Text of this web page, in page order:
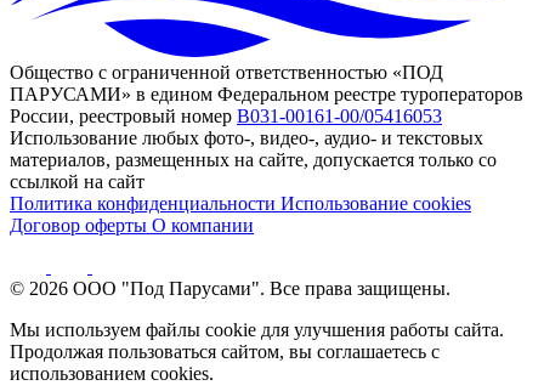
Общество с ограниченной ответственностью «ПОД
ПАРУСАМИ» в едином Федеральном реестре туроператоров
России, реестровый номер В031-00161-00/05416053
Использование любых фото-, видео-, аудио- и текстовых
материалов, размещенных на сайте, допускается только со
ссылкой на сайт
Политика конфиденциальности Использование cookies
Договор оферты О компании
© 2026 ООО "Под Парусами". Все права защищены.
Мы используем файлы cookie для улучшения работы сайта.
Продолжая пользоваться сайтом, вы соглашаетесь с
использованием cookies.